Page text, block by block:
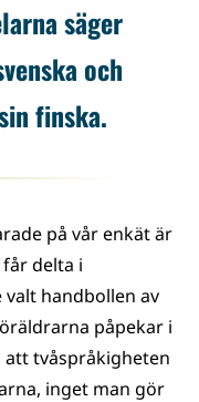
säger
och
finska.
på vår enkät är
delta i
handbollen av
påpekar i
tvåspråkigheten
inget man gör